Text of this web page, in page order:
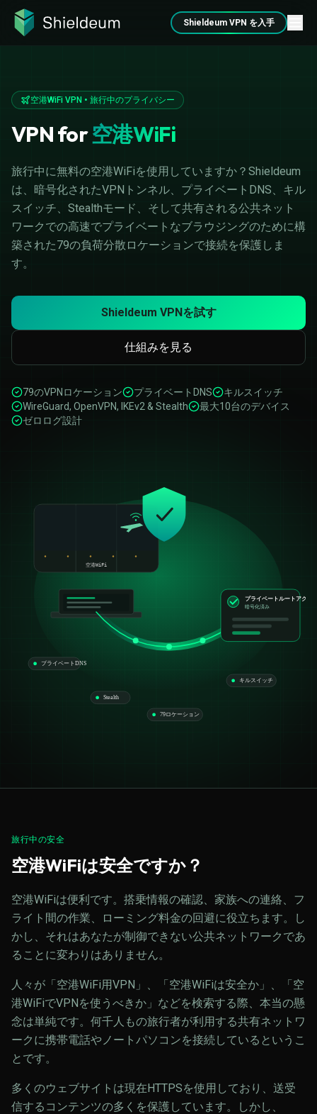
Shieldeum VPN を入手
空港WiFi VPN • 旅行中のプライバシー
VPN for空港WiFi
旅行中に無料の空港WiFiを使用していますか？Shieldeum
は、暗号化されたVPNトンネル、プライベートDNS、キル
スイッチ、Stealthモード、そして共有される公共ネット
ワークでの高速でプライベートなブラウジングのために構
築された79の負荷分散ロケーションで接続を保護しま
す。
Shieldeum VPNを試す
仕組みを見る
79のVPNロケーション プライベートDNS
キルスイッチ
WireGuard, OpenVPN, IKEv2 & Stealth
最大10台のデバイス
ゼロログ設計
空港WiFi
プライベートルートアクテ
暗号化済み
プライベートDNS
Stealth
79ロケーション
キルスイッチ
旅行中の安全
空港WiFiは安全ですか？
空港WiFiは便利です。搭乗情報の確認、家族への連絡、フ
ライト間の作業、ローミング料金の回避に役立ちます。し
かし、それはあなたが制御できない公共ネットワークであ
ることに変わりはありません。
人々が「空港WiFi用VPN」、「空港WiFiは安全か」、「空
港WiFiでVPNを使うべきか」などを検索する際、本当の懸
念は単純です。何千人もの旅行者が利用する共有ネットワ
ークに携帯電話やノートパソコンを接続しているというこ
とです。
多くのウェブサイトは現在HTTPSを使用しており、送受
信するコンテンツの多くを保護しています。しかし、